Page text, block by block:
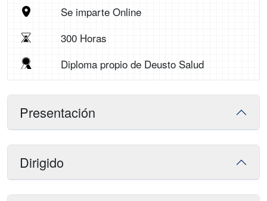
Se imparte Online
300 Horas
Diploma propio de Deusto Salud
Presentación
Dirigido